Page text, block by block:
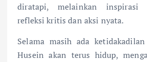
diratapi, melainkan inspirasi
refleksi kritis dan aksi nyata.
Selama masih ada
Husein akan terus hidup,